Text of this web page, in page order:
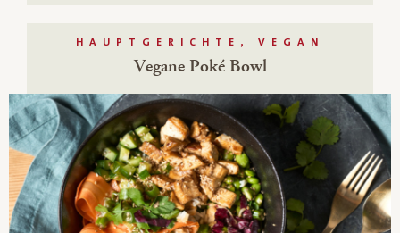
HAUPTGERICHTE, VEGAN
Vegane Poké Bowl